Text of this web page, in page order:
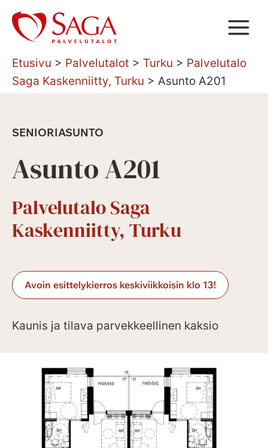
Siirry
sisältöön
Etusivu > Palvelutalot > Turku > Palvelutalo
Saga Kaskenniitty, Turku > Asunto A201
SENIORIASUNTO
Asunto A201
Palvelutalo Saga
Kaskenniitty, Turku
Avoin esittelykierros keskiviikkoisin klo 13!
Kaunis ja tilava parvekkeellinen kaksio